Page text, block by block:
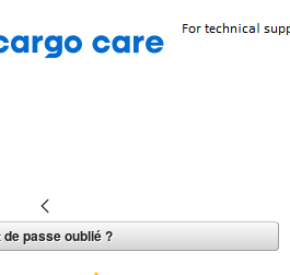
de passe oublié ?